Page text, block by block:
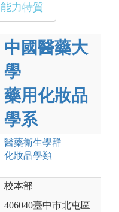
能力特質
中國醫藥大
學
藥用化妝品
學系
醫藥衛生學群
化妝品學類
校本部
406040臺中市北屯區